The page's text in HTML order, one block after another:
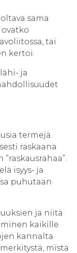
sama
tai
kertoi.
ja
termejä.
raskaana
isyys- ja
puhutaan
ja niitä
kaikille
kannalta
mistä